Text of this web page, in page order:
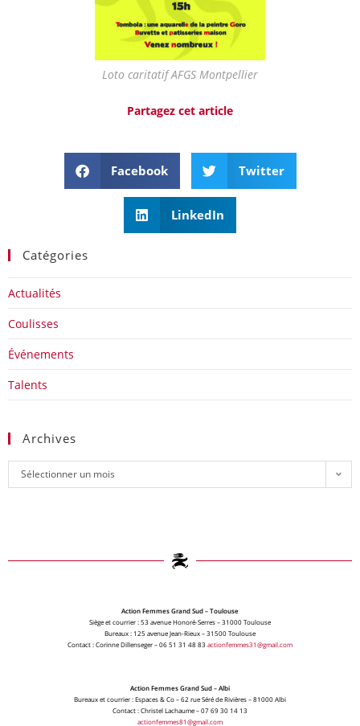
Loto caritatif AFGS Montpellier
Partagez cet article
Facebook Twitter
LinkedIn
Catégories
Actualités
Coulisses
Événements
Talents
Archives
Sélectionner un mois
Action Femmes Grand Sud – Toulouse
Siège et courrier : 53 avenue Honoré-Serres – 31000 Toulouse
Bureaux : 125 avenue Jean-Rieux – 31500 Toulouse
Contact : Corinne Dillenseger – 06 51 31 48 83 actionfemmes31@gmail.com
Action Femmes Grand Sud – Albi
Bureaux et courrier : Espaces & Co – 62 rue Séré de Rivières – 81000 Albi
Contact : Christel Lachaume – 07 69 30 14 13
actionfemmes81@gmail.com